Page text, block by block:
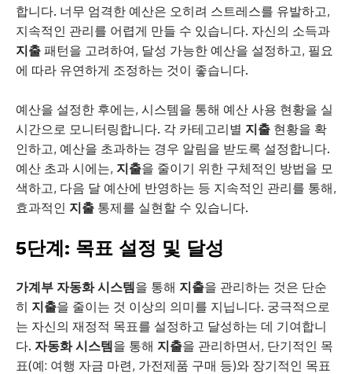
합니다. 너무 엄격한 예산은 오히려 스트레스를 유발하고,
지속적인 관리를 어렵게 만들 수 있습니다. 자신의 소득과
지출 패턴을 고려하여, 달성 가능한 예산을 설정하고, 필요
에 따라 유연하게 조정하는 것이 좋습니다.
예산을 설정한 후에는, 시스템을 통해 예산 사용 현황을 실
시간으로 모니터링합니다. 각 카테고리별 지출 현황을 확
인하고, 예산을 초과하는 경우 알림을 받도록 설정합니다.
예산 초과 시에는, 지출을 줄이기 위한 구체적인 방법을 모
색하고, 다음 달 예산에 반영하는 등 지속적인 관리를 통해,
효과적인 지출 통제를 실현할 수 있습니다.
5단계: 목표 설정 및 달성
가계부 자동화 시스템을 통해 지출을 관리하는 것은 단순
히 지출을 줄이는 것 이상의 의미를 지닙니다. 궁극적으로
는 자신의 재정적 목표를 설정하고 달성하는 데 기여합니
다. 자동화 시스템을 통해 지출을 관리하면서, 단기적인 목
표(예: 여행 자금 마련, 가전제품 구매 등)와 장기적인 목표